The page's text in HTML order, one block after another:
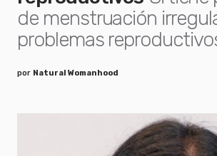
de menstruación
problemas
por Natural Womanhood